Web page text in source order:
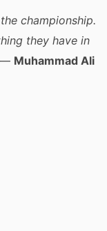
championship.
they have in
Muhammad Ali